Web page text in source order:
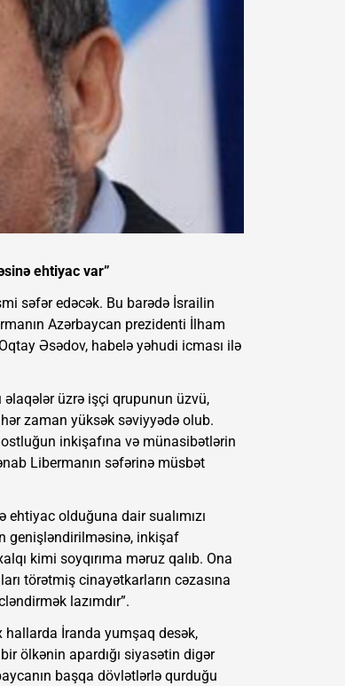
ehtiyac var”
səfər edəcək. Bu barədə İsrailin
Azərbaycan prezidenti İlham
Əsədov, habelə yəhudi icması ilə
üzrə işçi qrupunun üzvü,
zaman yüksək səviyyədə olub.
inkişafına və münasibətlərin
Libermanın səfərinə müsbət
ehtiyac olduğuna dair sualımızı
genişləndirilməsinə, inkişaf
kimi soyqırıma məruz qalıb. Ona
törətmiş cinayətkarların cəzasına
lazımdır”.
hallarda İranda yumşaq desək,
ölkənin apardığı siyasətin digər
başqa dövlətlərlə qurduğu